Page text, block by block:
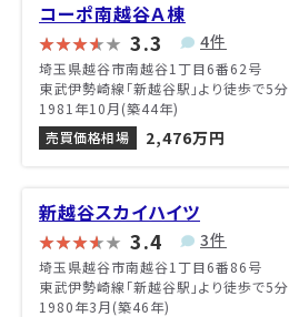
コーポ南越谷Ａ棟
3.3 4件
埼玉県越谷市南越谷1丁目6番62号
東武伊勢崎線「新越谷駅」より徒歩で5分
1981年10月(築44年)
売買価格相場
2,476万円
新越谷スカイハイツ
3.4 3件
埼玉県越谷市南越谷1丁目6番86号
東武伊勢崎線「新越谷駅」より徒歩で5分
1980年3月(築46年)